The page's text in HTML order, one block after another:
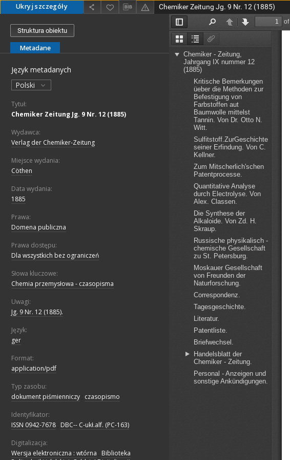
Ukryj szczegóły Chemiker Zeitung Jg. 9 Nr. 12 (1885)
Struktura obiektu
Metadane
Język metadanych
Polski
Tytuł:
Chemiker Zeitung Jg. 9 Nr. 12 (1885)
Wydawca:
Verlag der Chemiker-Zeitung
Miejsce wydania:
Cöthen
Data wydania:
1885
Prawa:
Domena publiczna
Prawa dostępu:
Dla wszystkich bez ograniczeń
Słowa kluczowe:
Chemia przemysłowa - czasopisma
Uwagi:
Jg. 9 Nr. 12 (1885).
Język:
ger
Format:
application/pdf
Typ zasobu:
dokument piśmienniczy czasopismo
Identyfikator:
ISSN 0942-7678 DBC-- C-ukł.alf. (PC-163)
Digitalizacja:
Wersja elektroniczna : wtórna
Biblioteka